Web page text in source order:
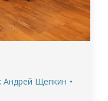
Андрей Щепкин